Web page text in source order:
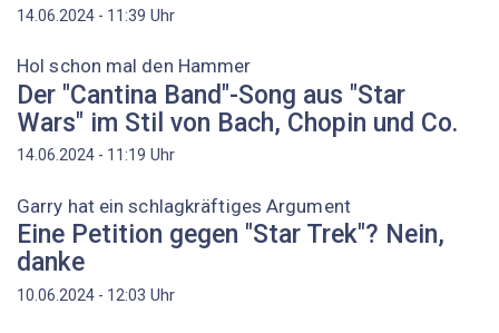
14.06.2024 - 11:39 Uhr
Hol schon mal den Hammer
Der "Cantina Band"-Song aus "Star
Wars" im Stil von Bach, Chopin und Co.
14.06.2024 - 11:19 Uhr
Garry hat ein schlagkräftiges Argument
Eine Petition gegen "Star Trek"? Nein,
danke
10.06.2024 - 12:03 Uhr